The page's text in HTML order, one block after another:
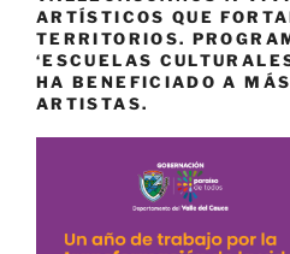
ARTÍSTICOS QUE
TERRITORIOS.
‘ESCUELAS
HA BENEFICIADO A
ARTISTAS.